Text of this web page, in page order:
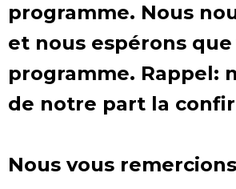
programme. Nous
et nous espérons
programme. Rappel:
de notre part la
Nous vous